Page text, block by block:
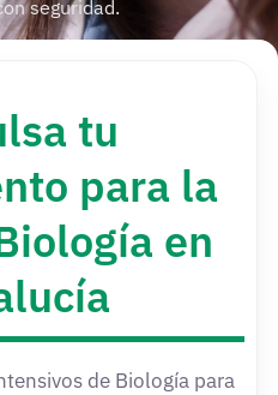
seguridad.
tu
para la
en
de Biología para